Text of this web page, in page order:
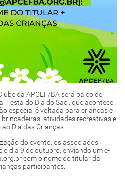
da APCEF/BA será palco de
Festa do Dia do Saci, que acontece
especial é voltada para crianças e
atividades recreativas e
Dia das Crianças.
do evento, os associados
dia 9 de outubro, enviando um e-
com o nome do titular da
participantes.